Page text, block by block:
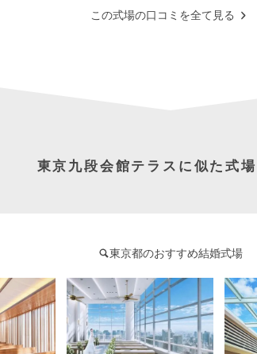
この式場の口コミを全て見る
東京九段会館テラスに似た式
東京都のおすすめ結婚式場